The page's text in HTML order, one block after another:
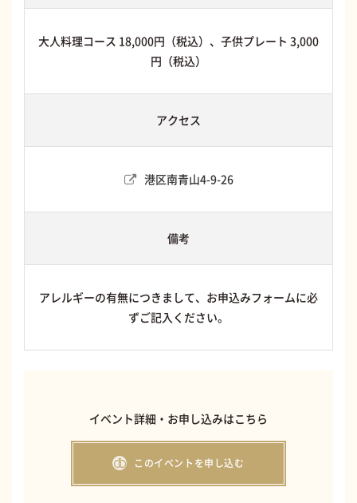
大人料理コース 18,000円（税込）、子供プレート 3,000
円（税込）
アクセス
港区南青山4-9-26
備考
アレルギーの有無につきまして、お申込みフォームに必
ずご記入ください。
イベント詳細・お申し込みはこちら
このイベントを申し込む